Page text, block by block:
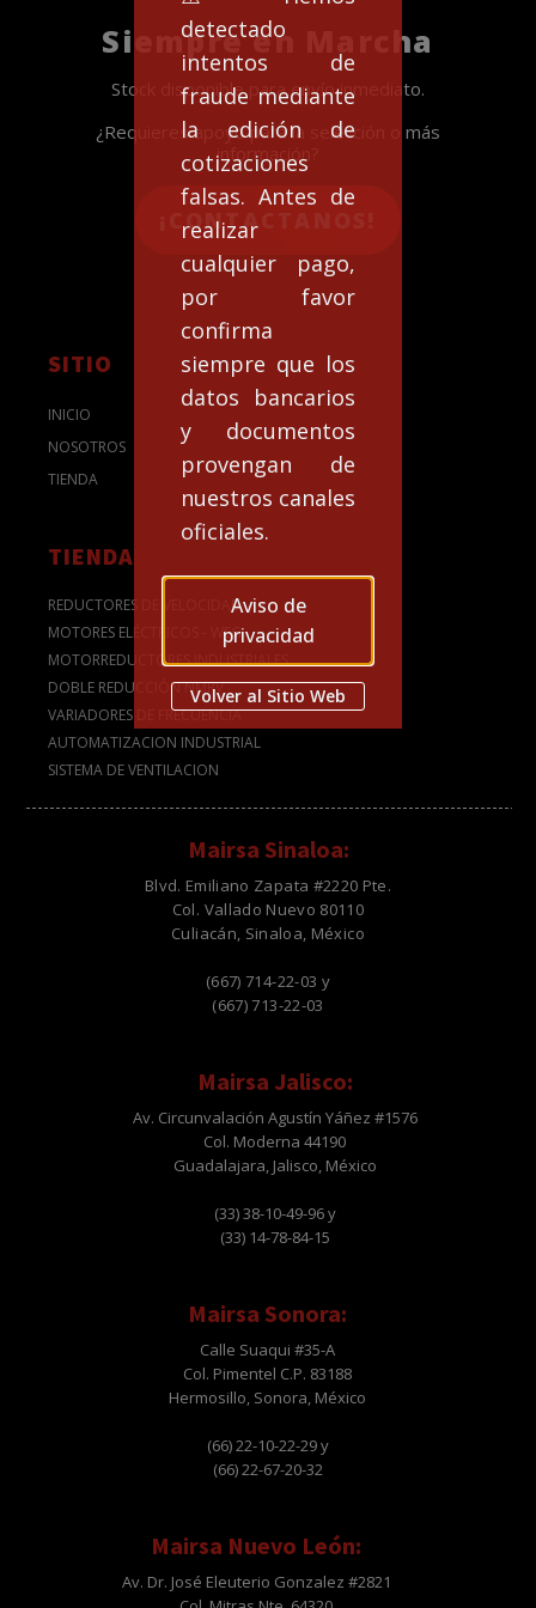
detectado
intentos de
fraude mediante
la edición de
cotizaciones
falsas. Antes de
realizar
cualquier pago,
por favor
confirma
siempre que los
datos bancarios
y documentos
provengan de
nuestros canales
oficiales.
Aviso de
privacidad
Volver al Sitio Web
Siempre en Marcha
Stock disponible para envío inmediato.
¿Requieres apoyo para la selección o más
información?
¡CONTACTANOS!
SITIO
INICIO
NOSOTROS
TIENDA
TIENDA
REDUCTORES DE VELOCIDAD
MOTORES ELÉCTRICOS - WEG
MOTORREDUCTORES INDUSTRIALES
DOBLE REDUCCIÓN NMRV
VARIADORES DE FRECUENCIA
AUTOMATIZACION INDUSTRIAL
SISTEMA DE VENTILACION
Mairsa Sinaloa:
Blvd. Emiliano Zapata #2220 Pte.
Col. Vallado Nuevo 80110
Culiacán, Sinaloa, México
(667) 714-22-03 y
(667) 713-22-03
Mairsa Jalisco:
Av. Circunvalación Agustín Yáñez #1576
Col. Moderna 44190
Guadalajara, Jalisco, México
(33) 38-10-49-96 y
(33) 14-78-84-15
Mairsa Sonora:
Calle Suaqui #35-A
Col. Pimentel C.P. 83188
Hermosillo, Sonora, México
(66) 22-10-22-29 y
(66) 22-67-20-32
Mairsa Nuevo León:
Av. Dr. José Eleuterio Gonzalez #2821